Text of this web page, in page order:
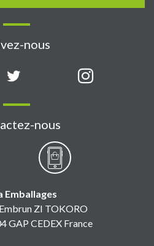
nous
nous
Emballages
ZI TOKORO
GAP CEDEX France